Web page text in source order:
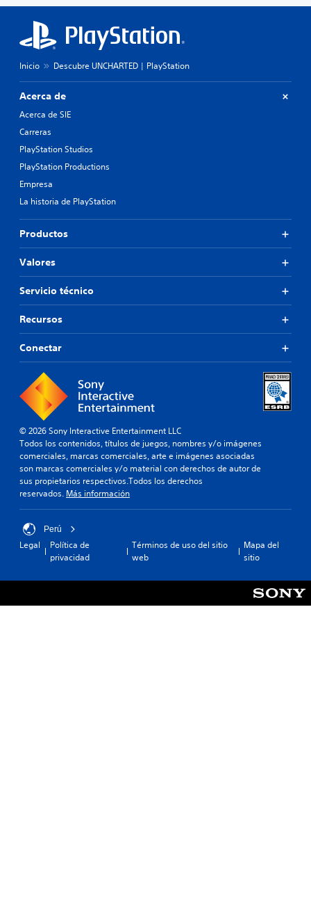
Inicio Descubre UNCHARTED | PlayStation
Acerca de
Acerca de SIE
Carreras
PlayStation Studios
PlayStation Productions
Empresa
La historia de PlayStation
Productos
Valores
Servicio técnico
Recursos
Conectar
© 2026 Sony Interactive Entertainment LLC
Todos los contenidos, títulos de juegos, nombres y/o imágenes
comerciales, marcas comerciales, arte e imágenes asociadas
son marcas comerciales y/o material con derechos de autor de
sus propietarios respectivos.Todos los derechos
reservados. Más información
Perú
Legal
Política de
privacidad
Términos de uso del sitio
web
Mapa del
sitio